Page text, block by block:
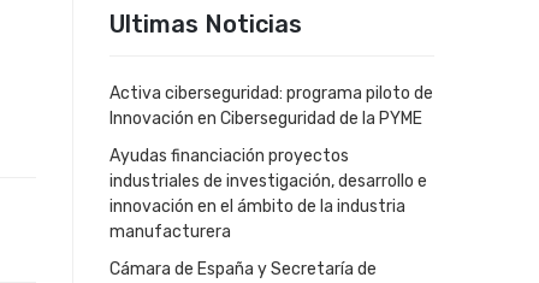
Ultimas Noticias
Activa ciberseguridad: programa piloto de
Innovación en Ciberseguridad de la PYME
Ayudas financiación proyectos
industriales de investigación, desarrollo e
innovación en el ámbito de la industria
manufacturera
Cámara de España y Secretaría de